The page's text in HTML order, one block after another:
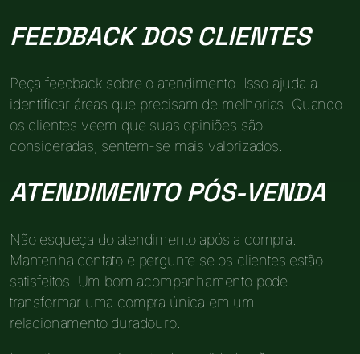
FEEDBACK DOS CLIENTES
Peça feedback sobre o atendimento. Isso ajuda a
identificar áreas que precisam de melhorias. Quando
os clientes veem que suas opiniões são
consideradas, sentem-se mais valorizados.
ATENDIMENTO PÓS-VENDA
Não esqueça do atendimento após a compra.
Mantenha contato e pergunte se os clientes estão
satisfeitos. Um bom acompanhamento pode
transformar uma compra única em um
relacionamento duradouro.